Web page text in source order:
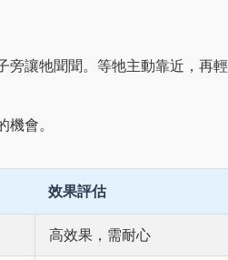
旁讓牠聞聞。等牠主動靠近，再輕
會。
效果評估
高效果，需耐心